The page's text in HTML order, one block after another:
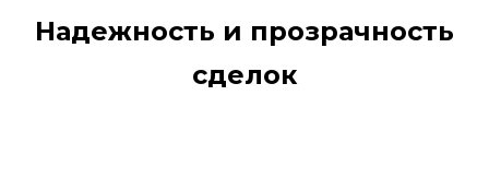
Надежность и прозрачность
сделок